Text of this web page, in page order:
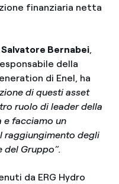
finanziaria netta
Salvatore Bernabei,
della
di Enel, ha
di questi asset
ruolo di leader della
e facciamo un
raggiungimento degli
Gruppo”.
da ERG Hydro